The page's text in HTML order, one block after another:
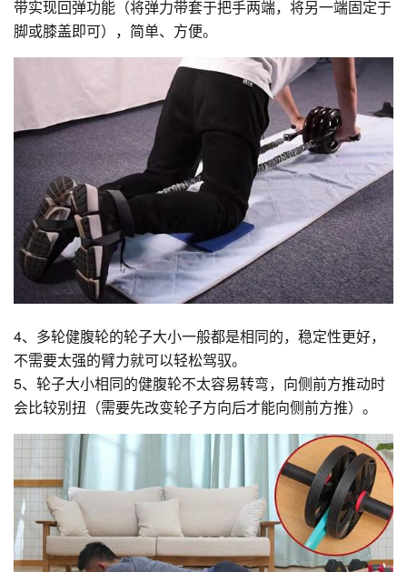
带实现回弹功能（将弹力带套于把手两端，将另一端固定于
脚或膝盖即可），简单、方便。
4、多轮健腹轮的轮子大小一般都是相同的，稳定性更好，
不需要太强的臂力就可以轻松驾驭。
5、轮子大小相同的健腹轮不太容易转弯，向侧前方推动时
会比较别扭（需要先改变轮子方向后才能向侧前方推）。